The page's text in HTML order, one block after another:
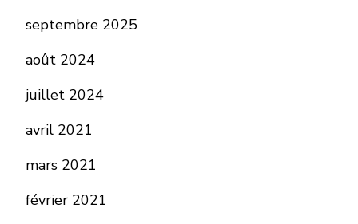
septembre 2025
août 2024
juillet 2024
avril 2021
mars 2021
février 2021